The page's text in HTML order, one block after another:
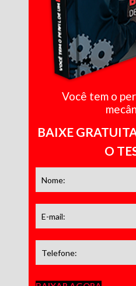
Você tem o
BAIXE
O